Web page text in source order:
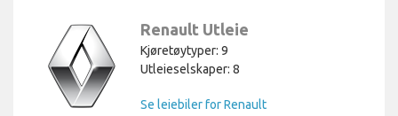
Renault Utleie
Kjøretøytyper: 9
Utleieselskaper: 8
Se leiebiler for Renault